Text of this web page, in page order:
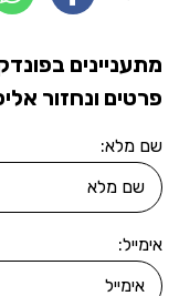
מתעניינים
פרטים ונחזור
שם מלא:
אימייל: